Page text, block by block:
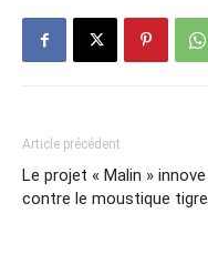
Article précédent
Le projet « Malin » innove
contre le moustique tigre